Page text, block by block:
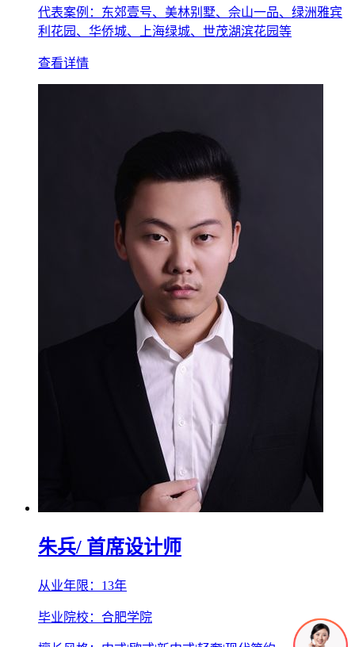
代表案例：东郊壹号、美林别墅、佘山一品、绿洲雅宾
利花园、华侨城、上海绿城、世茂湖滨花园等
查看详情
朱兵/ 首席设计师
从业年限：13年
毕业院校：合肥学院